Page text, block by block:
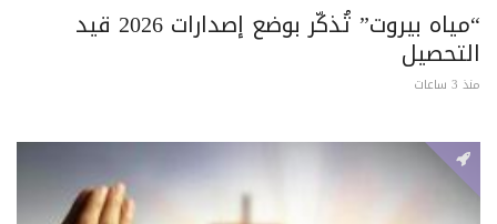
“مياه بيروت” تُذكّر بوضع إصدارات 2026 قيد
التحصيل
منذ 3 ساعات